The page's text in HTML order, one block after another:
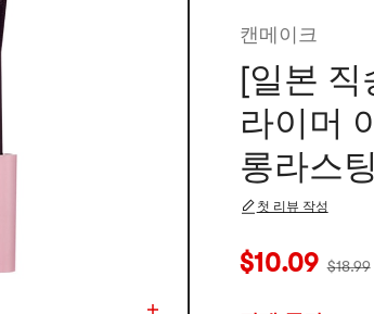
캔메이크
[일본 직
라이머
롱라스
첫 리뷰 작성
현재 가격: $10.09
$10.09 $18.99